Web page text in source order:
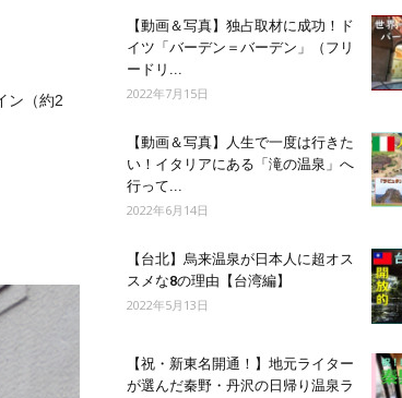
ン（約2
【動画＆写真】独占取材に成功！ド
イツ「バーデン＝バーデン」（フリ
ードリ...
2022年7月15日
【動画＆写真】人生で一度は行きた
い！イタリアにある「滝の温泉」へ
行って...
2022年6月14日
【台北】烏来温泉が日本人に超オス
スメな8の理由【台湾編】
2022年5月13日
【祝・新東名開通！】地元ライター
が選んだ秦野・丹沢の日帰り温泉ラ